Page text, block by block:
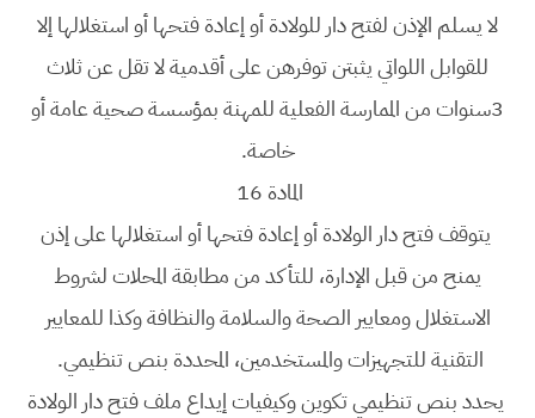
لا يسلم الإذن لفتح دار للولادة أو إعادة فتحها أو استغلالها إلا
للقوابل اللواتي يثبتن توفرهن على أقدمية لا تقل عن ثلاث
3سنوات من الممارسة الفعلية للمهنة بمؤسسة صحية عامة أو
خاصة.
المادة 16
يتوقف فتح دار الولادة أو إعادة فتحها أو استغلالها على إذن
يمنح من قبل الإدارة، للتأكد من مطابقة المحلات لشروط
الاستغلال ومعايير الصحة والسلامة والنظافة وكذا للمعايير
التقنية للتجهيزات والمستخدمين، المحددة بنص تنظيمي.
يحدد بنص تنظيمي تكوين وكيفيات إيداع ملف فتح دار الولادة